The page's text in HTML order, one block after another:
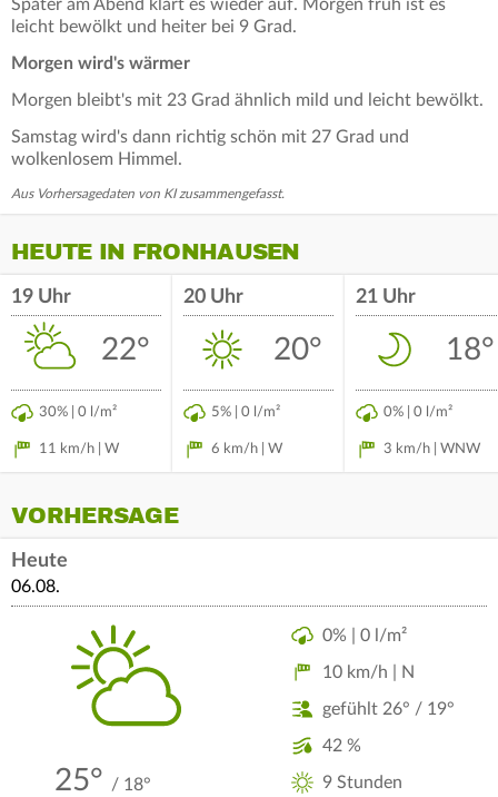
Später am Abend klart es wieder auf. Morgen früh ist es
leicht bewölkt und heiter bei 9 Grad.
Morgen wird's wärmer
Morgen bleibt's mit 23 Grad ähnlich mild und leicht bewölkt.
Samstag wird's dann richtig schön mit 27 Grad und
wolkenlosem Himmel.
Aus Vorhersagedaten von KI zusammengefasst.
HEUTE IN FRONHAUSEN
19 Uhr
22°
30% | 0 l/m²
11 km/h | W
20 Uhr
20°
5% | 0 l/m²
6 km/h | W
21 Uhr
18°
0% | 0 l/m²
3 km/h | WNW
VORHERSAGE
Heute
06.08.
25° / 18°
0% | 0 l/m²
10 km/h | N
gefühlt 26° / 19°
42 %
9 Stunden